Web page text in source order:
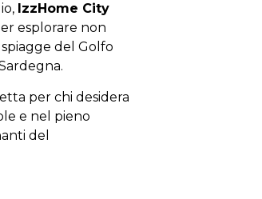
IzzHome City
esplorare non
del Golfo
per chi desidera
e nel pieno
del